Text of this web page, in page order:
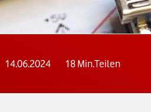
14.06.2024 18Min.Teilen